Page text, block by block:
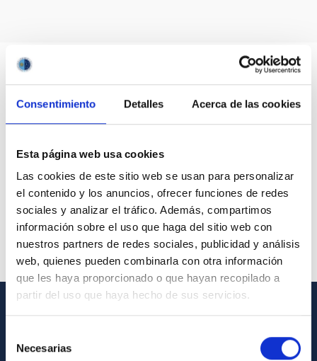
Consentimiento Detalles Acerca de las cookies
Esta página web usa cookies
Las cookies de este sitio web se usan para personalizar
el contenido y los anuncios, ofrecer funciones de redes
sociales y analizar el tráfico. Además, compartimos
información sobre el uso que haga del sitio web con
nuestros partners de redes sociales, publicidad y análisis
web, quienes pueden combinarla con otra información
que les haya proporcionado o que hayan recopilado a
partir del uso que haya hecho de sus servicios.
Necesarias
Contact